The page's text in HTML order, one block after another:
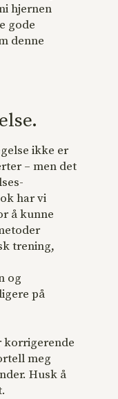
hjernen
gode
denne
ikke er
– men det
har vi
å kunne
trening,
og
på
korrigerende
meg
Husk å